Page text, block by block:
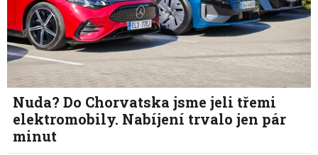
Nuda? Do Chorvatska jsme jeli třemi
elektromobily. Nabíjení trvalo jen pár
minut